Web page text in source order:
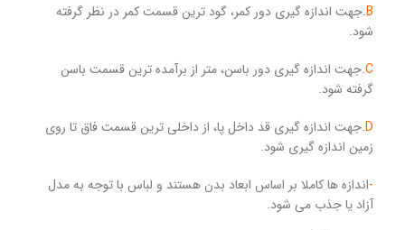
B.جهت اندازه گیری دور کمر، گود ترین قسمت کمر در نظر گرفته
شود.
C.جهت اندازه گیری دور باسن، متر از برآمده ترین قسمت باسن
گرفته شود.
D.جهت اندازه گیری قد داخل پا، از داخلی ترین قسمت فاق تا روی
زمین اندازه گیری شود.
-اندازه ها کاملا بر اساس ابعاد بدن هستند و لباس با توجه به مدل
آزاد یا جذب می شود.